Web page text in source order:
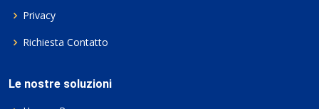
Privacy
Richiesta Contatto
Le nostre soluzioni